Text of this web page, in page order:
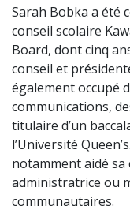
Sarah Bobka a été
conseil scolaire
Board, dont cinq
conseil et
également occupé
communications,
titulaire d’un
l’Université
notamment aidé sa
administratrice ou
communautaires.